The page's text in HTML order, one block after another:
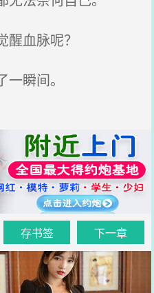
血脉呢？
瞬间。
存书签 下一章